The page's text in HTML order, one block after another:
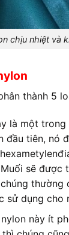
chịu nhiệt và
thành 5
là một trong
đầu tiên, nó
sẽ được
thường
sử dụng cho
này ít